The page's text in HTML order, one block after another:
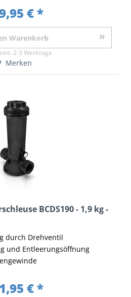
€ *
Warenkorb
2-3 Werktage
Merken
BCDS190 - 1,9 kg -
durch Drehventil
und Entleerungsöffnung
€ *